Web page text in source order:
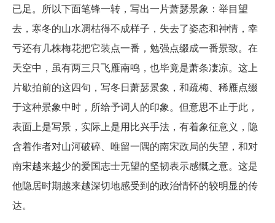
已足。所以下面笔锋一转，写出一片萧瑟景象：举目望
去，寒冬的山水凋枯得不成样子，失去了姿态和神情，幸
亏还有几株梅花把它装点一番，勉强点缀成一番景致。在
天空中，虽有两三只飞雁南鸣，也毕竟是萧条凄凉。这上
片歇拍前的这四句，写冬日萧瑟景象，和疏梅、稀雁点缀
于这种景象中时，所给予词人的印象。但意思不止于此，
表面上是写景，实际上是用比兴手法，有着象征意义，隐
含着作者对山河破碎、唯留一隅的南宋政局的失望，和对
南宋越来越少的爱国志士无望的坚韧表示感慨之意。这是
他隐居时期越来越深切地感受到的政治情怀的较明显的传
达。